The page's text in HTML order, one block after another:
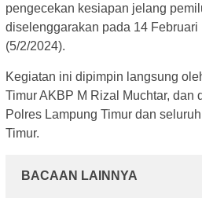
pengecekan kesiapan jelang
diselenggarakan pada 14 Februari
(5/2/2024).
Kegiatan ini dipimpin langsung
Timur AKBP M Rizal Muchtar, dan
Polres Lampung Timur dan
Timur.
BACAAN LAINNYA